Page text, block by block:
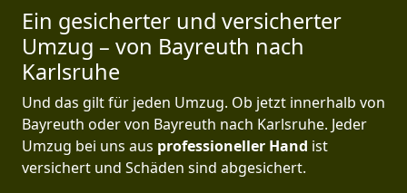
Ein gesicherter und versicherter
Umzug – von Bayreuth nach
Karlsruhe
Und das gilt für jeden Umzug. Ob jetzt innerhalb von
Bayreuth oder von Bayreuth nach Karlsruhe. Jeder
Umzug bei uns aus professioneller Hand ist
versichert und Schäden sind abgesichert.